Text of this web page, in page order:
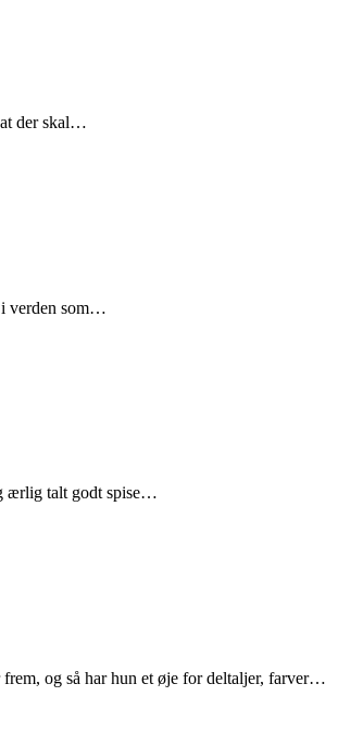
at der skal…
i verden som…
ærlig talt godt spise…
og så har hun et øje for deltaljer, farver…